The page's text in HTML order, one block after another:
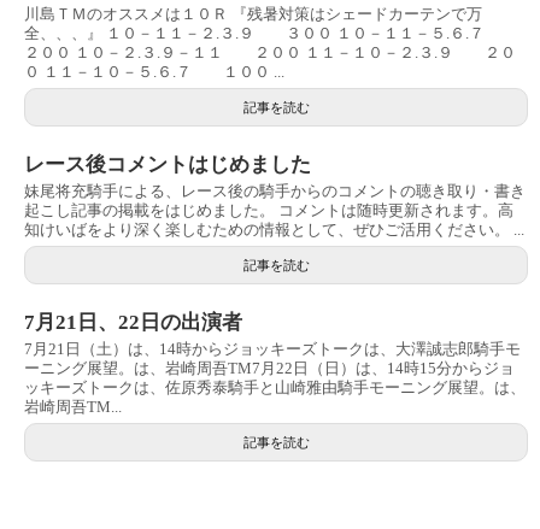
川島ＴＭのオススメは１０Ｒ 『残暑対策はシェードカーテンで万
全、、、』 １０－１１－２.３.９ ３００ １０－１１－５.６.７
２００ １０－２.３.９－１１ ２００ １１－１０－２.３.９ ２０
０ １１－１０－５.６.７ １００ ...
記事を読む
レース後コメントはじめました
妹尾将充騎手による、レース後の騎手からのコメントの聴き取り・書き
起こし記事の掲載をはじめました。 コメントは随時更新されます。高
知けいばをより深く楽しむための情報として、ぜひご活用ください。 ...
記事を読む
7月21日、22日の出演者
7月21日（土）は、14時からジョッキーズトークは、大澤誠志郎騎手モ
ーニング展望。は、岩崎周吾TM7月22日（日）は、14時15分からジョ
ッキーズトークは、佐原秀泰騎手と山崎雅由騎手モーニング展望。は、
岩崎周吾TM...
記事を読む